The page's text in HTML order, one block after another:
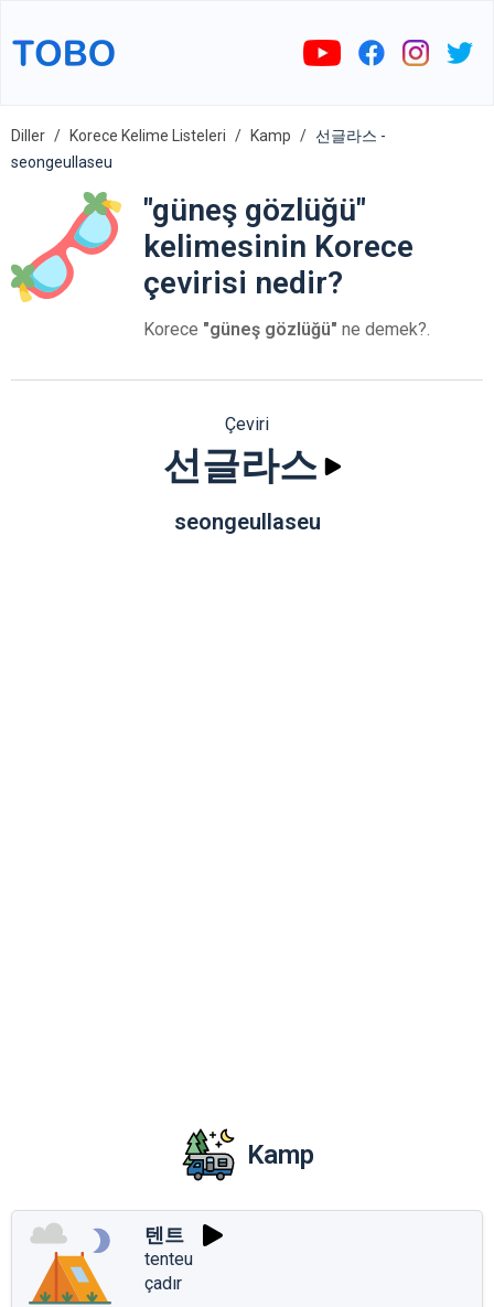
Diller Korece Kelime Listeleri Kamp
선글라스 -
seongeullaseu
"güneş gözlüğü"
kelimesinin Korece
çevirisi nedir?
Korece "güneş gözlüğü" ne demek?.
Çeviri
선글라스
seongeullaseu
Kamp
텐트
tenteu
çadır